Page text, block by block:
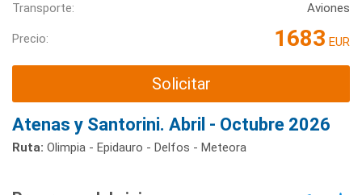
Transporte:
Aviones
Precio: 1683 EUR
Solicitar
Atenas y Santorini. Abril - Octubre 2026
Ruta: Olimpia - Epidauro - Delfos - Meteora